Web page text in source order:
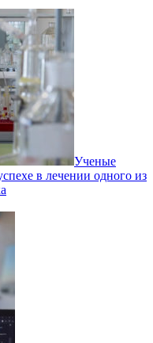
Ученые
в лечении одного из